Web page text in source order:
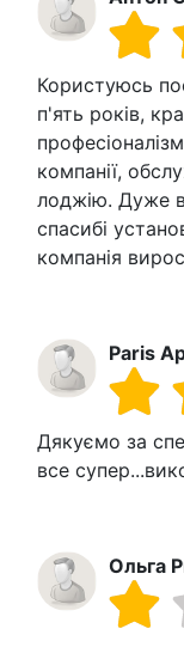
Користуюсь
п'ять років,
компанії,
лоджію. Дуже
спасибі
компанія
Paris
Дякуємо за
все
Ольга